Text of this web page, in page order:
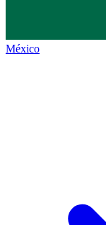
México